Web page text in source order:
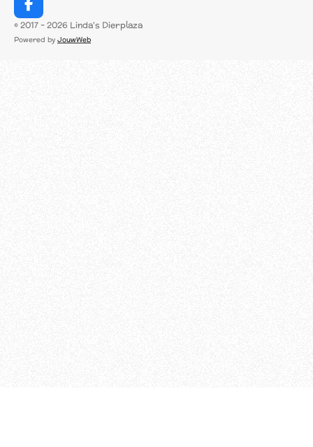
F
a
c
© 2017 - 2026 Linda's Dierplaza
Powered by JouwWeb